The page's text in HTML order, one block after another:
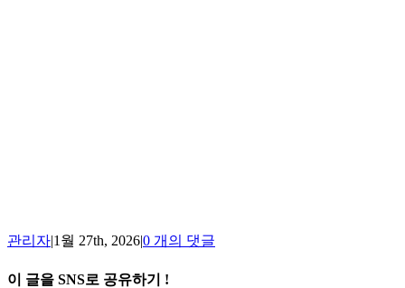
관리자|1월 27th, 2026|0 개의 댓글
이 글을 SNS로 공유하기 !